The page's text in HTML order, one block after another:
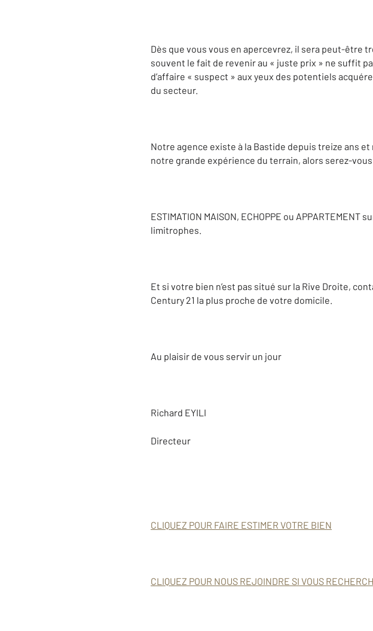
Dès que vous vous en apercevrez, il sera peut-être
souvent le fait de revenir au « juste prix » ne suffit
d’affaire « suspect » aux yeux des potentiels
du secteur.
Notre agence existe à la Bastide depuis treize ans
notre grande expérience du terrain, alors serez-
ESTIMATION MAISON, ECHOPPE ou APPARTEMENT
limitrophes.
Et si votre bien n’est pas situé sur la Rive Droite,
Century 21 la plus proche de votre domicile.
Au plaisir de vous servir un jour
Richard EYILI
Directeur
CLIQUEZ POUR FAIRE ESTIMER VOTRE BIEN
CLIQUEZ POUR NOUS REJOINDRE SI VOUS